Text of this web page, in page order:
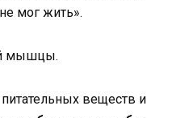
мог жить».
мышцы.
веществ и